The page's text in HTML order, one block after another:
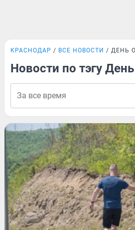
КРАСНОДАР ВСЕ НОВОСТИ ДЕНЬ
Новости по тэгу